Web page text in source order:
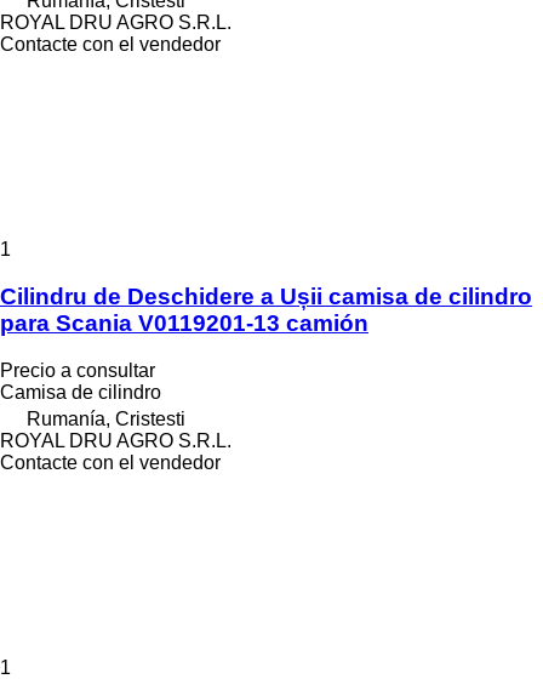
ROYAL DRU AGRO S.R.L.
Contacte con el vendedor
1
Cilindru de Deschidere a Ușii camisa de cilindro
para Scania V0119201-13 camión
Precio a consultar
Camisa de cilindro
Rumanía, Cristesti
ROYAL DRU AGRO S.R.L.
Contacte con el vendedor
1